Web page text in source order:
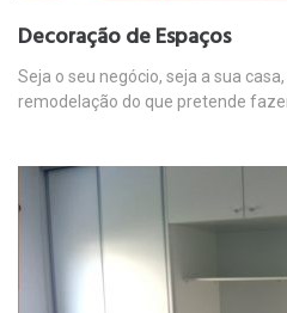
Decoração de Espaços
Seja o seu negócio, seja a sua
remodelação do que pretende